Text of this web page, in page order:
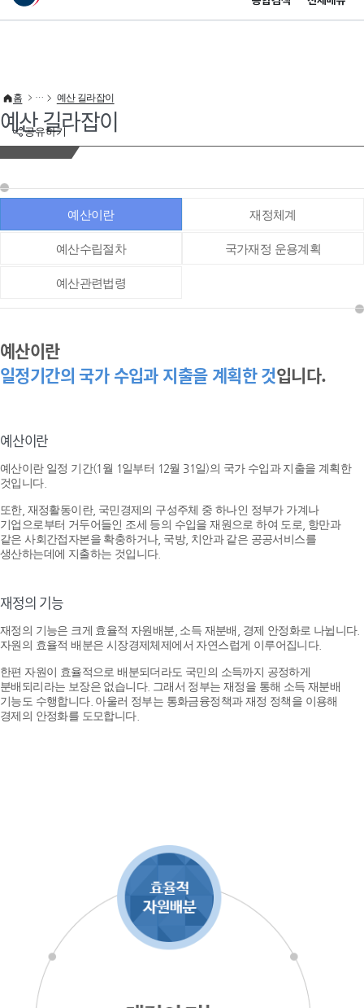
이 누리집은 대한민국 공식 전자정부 누리집입니다.
공유하기
홈 예산 길라잡이
예산 길라잡이
예산이란 재정체계
예산수립절차 국가재정 운용계획
예산관련법령
예산이란
일정기간의 국가 수입과 지출을 계획한 것입니다.
예산이란
예산이란 일정 기간(1월 1일부터 12월 31일)의 국가 수입과 지출을 계획한
것입니다.
또한, 재정활동이란, 국민경제의 구성주체 중 하나인 정부가 가계나
기업으로부터 거두어들인 조세 등의 수입을 재원으로 하여 도로, 항만과
같은 사회간접자본을 확충하거나, 국방, 치안과 같은 공공서비스를
생산하는데에 지출하는 것입니다.
재정의 기능
재정의 기능은 크게 효율적 자원배분, 소득 재분배, 경제 안정화로 나뉩니다.
자원의 효율적 배분은 시장경제체제에서 자연스럽게 이루어집니다.
한편 자원이 효율적으로 배분되더라도 국민의 소득까지 공정하게
분배되리라는 보장은 없습니다. 그래서 정부는 재정을 통해 소득 재분배
기능도 수행합니다. 아울러 정부는 통화금융정책과 재정 정책을 이용해
경제의 안정화를 도모합니다.